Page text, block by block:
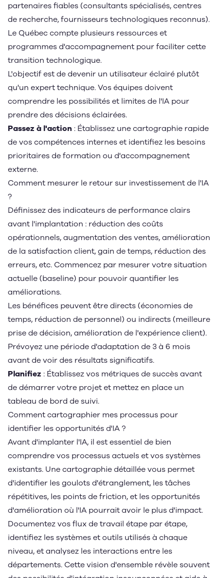
partenaires fiables (consultants spécialisés, centres
de recherche, fournisseurs technologiques reconnus).
Le Québec compte plusieurs ressources et
programmes d'accompagnement pour faciliter cette
transition technologique.
L'objectif est de devenir un utilisateur éclairé plutôt
qu'un expert technique. Vos équipes doivent
comprendre les possibilités et limites de l'IA pour
prendre des décisions éclairées.
Passez à l'action : Établissez une cartographie rapide
de vos compétences internes et identifiez les besoins
prioritaires de formation ou d'accompagnement
externe.
Comment mesurer le retour sur investissement de l'IA
?
Définissez des indicateurs de performance clairs
avant l'implantation : réduction des coûts
opérationnels, augmentation des ventes, amélioration
de la satisfaction client, gain de temps, réduction des
erreurs, etc. Commencez par mesurer votre situation
actuelle (baseline) pour pouvoir quantifier les
améliorations.
Les bénéfices peuvent être directs (économies de
temps, réduction de personnel) ou indirects (meilleure
prise de décision, amélioration de l'expérience client).
Prévoyez une période d'adaptation de 3 à 6 mois
avant de voir des résultats significatifs.
Planifiez : Établissez vos métriques de succès avant
de démarrer votre projet et mettez en place un
tableau de bord de suivi.
Comment cartographier mes processus pour
identifier les opportunités d'IA ?
Avant d'implanter l'IA, il est essentiel de bien
comprendre vos processus actuels et vos systèmes
existants. Une cartographie détaillée vous permet
d'identifier les goulots d'étranglement, les tâches
répétitives, les points de friction, et les opportunités
d'amélioration où l'IA pourrait avoir le plus d'impact.
Documentez vos flux de travail étape par étape,
identifiez les systèmes et outils utilisés à chaque
niveau, et analysez les interactions entre les
départements. Cette vision d'ensemble révèle souvent